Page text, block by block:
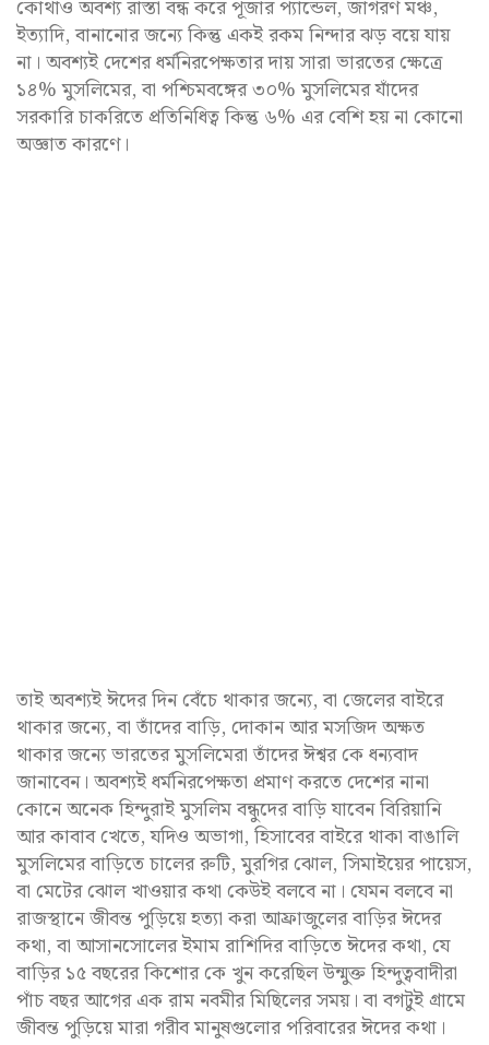
কোথাও অবশ্য রাস্তা বন্ধ করে পূজার প্যান্ডেল, জাগরণ মঞ্চ,
ইত্যাদি, বানানোর জন্যে কিন্তু একই রকম নিন্দার ঝড় বয়ে যায়
না। অবশ্যই দেশের ধর্মনিরপেক্ষতার দায় সারা ভারতের ক্ষেত্রে
১৪% মুসলিমের, বা পশ্চিমবঙ্গের ৩০% মুসলিমের যাঁদের
সরকারি চাকরিতে প্রতিনিধিত্ব কিন্তু ৬% এর বেশি হয় না কোনো
অজ্ঞাত কারণে।
তাই অবশ্যই ঈদের দিন বেঁচে থাকার জন্যে, বা জেলের বাইরে
থাকার জন্যে, বা তাঁদের বাড়ি, দোকান আর মসজিদ অক্ষত
থাকার জন্যে ভারতের মুসলিমেরা তাঁদের ঈশ্বর কে ধন্যবাদ
জানাবেন। অবশ্যই ধর্মনিরপেক্ষতা প্রমাণ করতে দেশের নানা
কোনে অনেক হিন্দুরাই মুসলিম বন্ধুদের বাড়ি যাবেন বিরিয়ানি
আর কাবাব খেতে, যদিও অভাগা, হিসাবের বাইরে থাকা বাঙালি
মুসলিমের বাড়িতে চালের রুটি, মুরগির ঝোল, সিমাইয়ের পায়েস,
বা মেটের ঝোল খাওয়ার কথা কেউই বলবে না। যেমন বলবে না
রাজস্থানে জীবন্ত পুড়িয়ে হত্যা করা আফ্রাজুলের বাড়ির ঈদের
কথা, বা আসানসোলের ইমাম রাশিদির বাড়িতে ঈদের কথা, যে
বাড়ির ১৫ বছরের কিশোর কে খুন করেছিল উন্মুক্ত হিন্দুত্ববাদীরা
পাঁচ বছর আগের এক রাম নবমীর মিছিলের সময়। বা বগটুই গ্রামে
জীবন্ত পুড়িয়ে মারা গরীব মানুষগুলোর পরিবারের ঈদের কথা।